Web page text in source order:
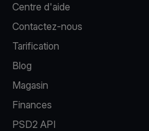
Centre d'aide
Contactez-nous
Tarification
Blog
Magasin
Finances
PSD2 API